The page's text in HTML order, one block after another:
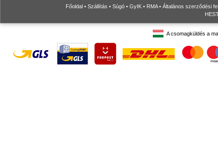
Főoldal • Szállítás • Súgó • GyIK • RMA• Általános szerződési
A csomagküldés a